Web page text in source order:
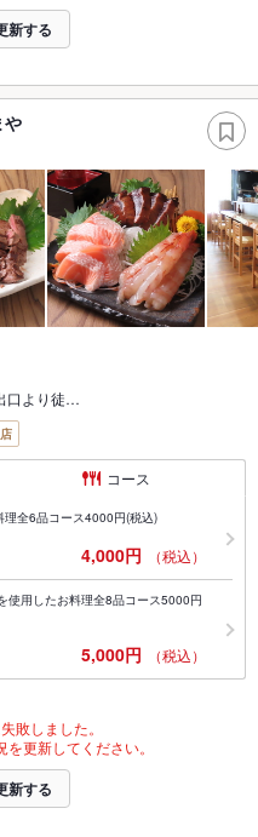
新する
や
口より徒…
コース
理全6品コース4000円(税込)
4,000円 （税込）
使用したお料理全8品コース5000円
5,000円 （税込）
敗しました。
更新してください。
新する